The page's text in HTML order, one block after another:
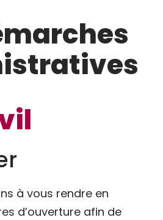
à vous rendre en
d’ouverture afin de